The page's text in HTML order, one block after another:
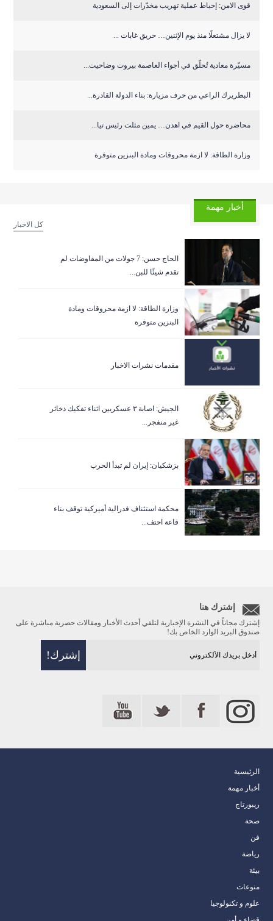
قوى الامن: إحباط عملية تهريب مخدّرات إلى السعودية
لا يزال مشتعلًا منذ يوم الإثنين… حريق غابات ...
مسيّرة معادية تُحلّق في أجواء العاصمة بيروت وضاحيت...
البطريرك الراعي من حرف مزيارة: بناء الدولة القادرة...
محاضرة حول القيم في اهدن… يمين مثلت رئيس تيا...
وزارة الطاقة: لا ازمة محروقات ومادة البنزين متوفرة
أخبار مهمة
كل الاخبار
الحاج حسن: 7 جولات من المفاوضات لم
تقدم شيئًا للبن...
وزارة الطاقة: لا ازمة محروقات ومادة
البنزين متوفرة
مقدمات نشرات الاخبار
الجيش: اصابة ٣ عسكريين اثناء تفكيك ذخائر
غير منفجر...
بزشكيان: إيران لم تبدأ الحرب
‏محكمة استئناف فدرالية أميركية توقف بناء
قاعة احتف...
إشترك هنا
إشترك مجاناً في النشرة الإخبارية لتلقي أحدث الأخبار ومقالات حصرية مباشرة على
صندوق البريد الوارد الخاص بك!
الرئيسية
أخبار مهمة
ريبورتاج
صحة
فن
رياضة
بيئة
منوعات
علوم و تكنولوجيا